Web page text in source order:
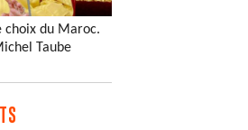
choix du Maroc.
Taube